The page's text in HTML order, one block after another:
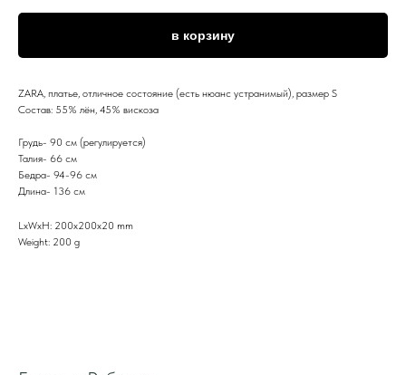
в корзину
ZARA, платье, отличное состояние (есть нюанс устранимый), размер S
Состав: 55% лён, 45% вискоза
Грудь- 90 см (регулируется)
Талия- 66 см
Бедра- 94-96 см
Длина- 136 см
LxWxH: 200x200x20 mm
Weight: 200 g